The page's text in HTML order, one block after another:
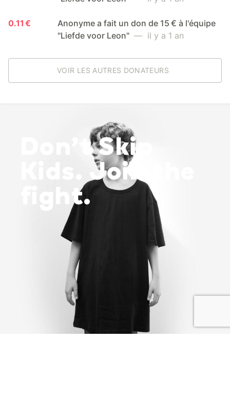
0.11 €
Anonyme a fait un don de 15 € à l'équipe
"Liefde voor Leon" — il y a 1 an
VOIR LES AUTRES DONATEURS
Don’t Skip
Kids. Join the
fight.